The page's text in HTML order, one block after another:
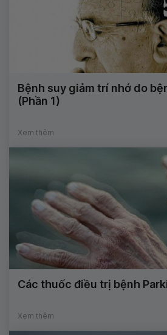
Bệnh suy giảm trí nhớ do
(Phần 1)
Xem thêm
Các thuốc điều trị bệnh
Xem thêm